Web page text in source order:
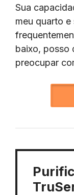
Sua
meu quarto
baixo, posso
preocupar